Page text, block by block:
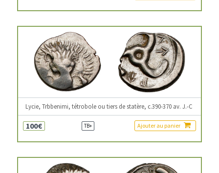
Lycie, Trbbenimi, tétrobole ou tiers de statère, c.390-370 av. J.-C
100€ TB+ Ajouter au panier